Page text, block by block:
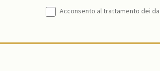
Acconsento al trattamento dei